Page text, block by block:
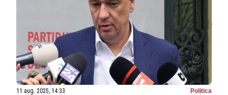
11 aug. 2025, 14:33 Politica